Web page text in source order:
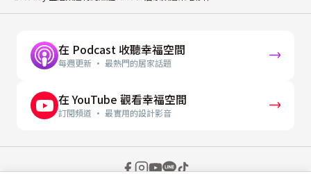
在 Podcast 收聽幸福空間
每週更新 · 最熱門的居家話題
在 YouTube 觀看幸福空間
訂閱頻道 · 最實用的設計影音